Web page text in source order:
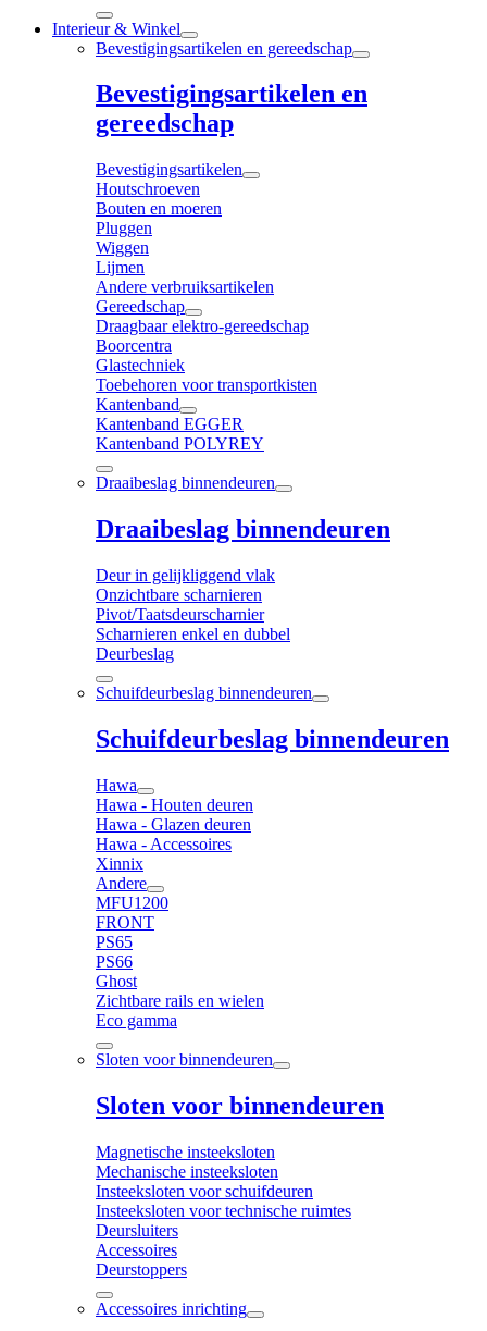
Interieur & Winkel
Bevestigingsartikelen en gereedschap
Bevestigingsartikelen en
gereedschap
Bevestigingsartikelen
Houtschroeven
Bouten en moeren
Pluggen
Wiggen
Lijmen
Andere verbruiksartikelen
Gereedschap
Draagbaar elektro-gereedschap
Boorcentra
Glastechniek
Toebehoren voor transportkisten
Kantenband
Kantenband EGGER
Kantenband POLYREY
Draaibeslag binnendeuren
Draaibeslag binnendeuren
Deur in gelijkliggend vlak
Onzichtbare scharnieren
Pivot/Taatsdeurscharnier
Scharnieren enkel en dubbel
Deurbeslag
Schuifdeurbeslag binnendeuren
Schuifdeurbeslag binnendeuren
Hawa
Hawa - Houten deuren
Hawa - Glazen deuren
Hawa - Accessoires
Xinnix
Andere
MFU1200
FRONT
PS65
PS66
Ghost
Zichtbare rails en wielen
Eco gamma
Sloten voor binnendeuren
Sloten voor binnendeuren
Magnetische insteeksloten
Mechanische insteeksloten
Insteeksloten voor schuifdeuren
Insteeksloten voor technische ruimtes
Deursluiters
Accessoires
Deurstoppers
Accessoires inrichting